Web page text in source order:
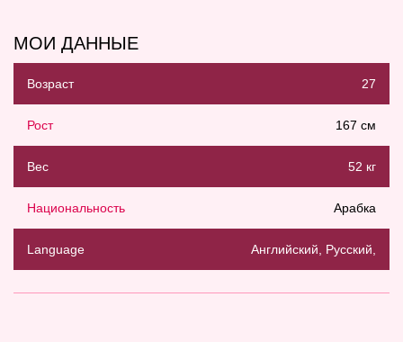
МОИ ДАННЫЕ
Возраст 27
Рост 167 см
Вес 52 кг
Национальность Арабка
Language Английский, Русский,